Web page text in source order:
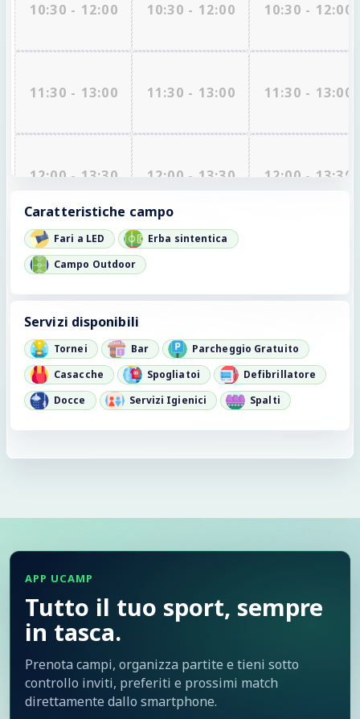
10:30 - 12:00 10:30 - 12:00 10:30 - 12:00
11:30 - 13:00 11:30 - 13:00 11:30 - 13:00
12:00 - 13:30 12:00 - 13:30 12:00 - 13:30
16:00 - 17:30
17:30 - 19:00 17:30 - 19:00 17:30 - 19:00
21:30 - 23:00 21:30 - 23:00 21:30 - 23:00
Caratteristiche campo
Fari a LED
Erba sintentica
Campo Outdoor
Servizi disponibili
Tornei Bar
Parcheggio Gratuito
Casacche
Spogliatoi
Defibrillatore
Docce
Servizi Igienici Spalti
APP UCAMP
Tutto il tuo sport, sempre
in tasca.
Prenota campi, organizza partite e tieni sotto
controllo inviti, preferiti e prossimi match
direttamente dallo smartphone.